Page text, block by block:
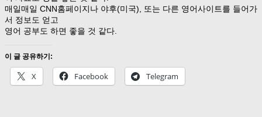
매일매일 CNN홈페이지나 야후(미국), 또는 다른 영어사이트를 들어가
서 정보도 얻고
영어 공부도 하면 좋을 것 같다.
이 글 공유하기:
X Facebook Telegram